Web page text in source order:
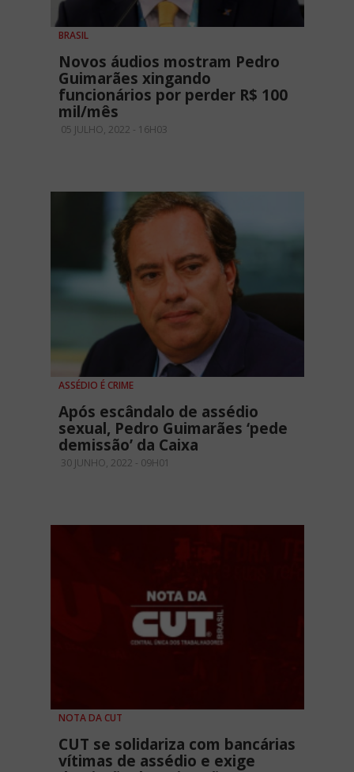
BRASIL
Novos áudios mostram Pedro
Guimarães xingando
funcionários por perder R$ 100
mil/mês
05 JULHO, 2022 - 16H03
ASSÉDIO É CRIME
Após escândalo de assédio
sexual, Pedro Guimarães ‘pede
demissão’ da Caixa
30 JUNHO, 2022 - 09H01
NOTA DA CUT
CUT se solidariza com bancárias
vítimas de assédio e exige